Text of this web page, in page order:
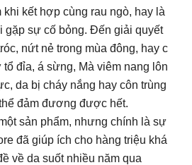
kết hợp cùng rau ngò, hay là
gặp sự cố bỏng. Đến giải quyết
nứt nẻ trong mùa đông, hay c
đỉa, á sừng, Mà viêm nang lôn
da bị cháy nắng hay côn trùng
đảm đương được hết.
sản phẩm, nhưng chính là sự
đã giúp ích cho hàng triệu khá
về da suốt nhiều năm qua